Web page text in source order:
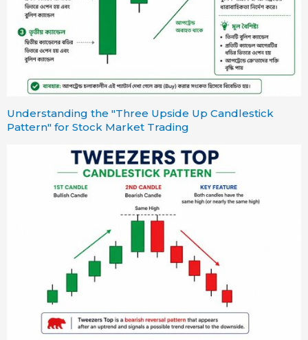
Understanding the "Three Upside Up Candlestick
Pattern" for Stock Market Trading